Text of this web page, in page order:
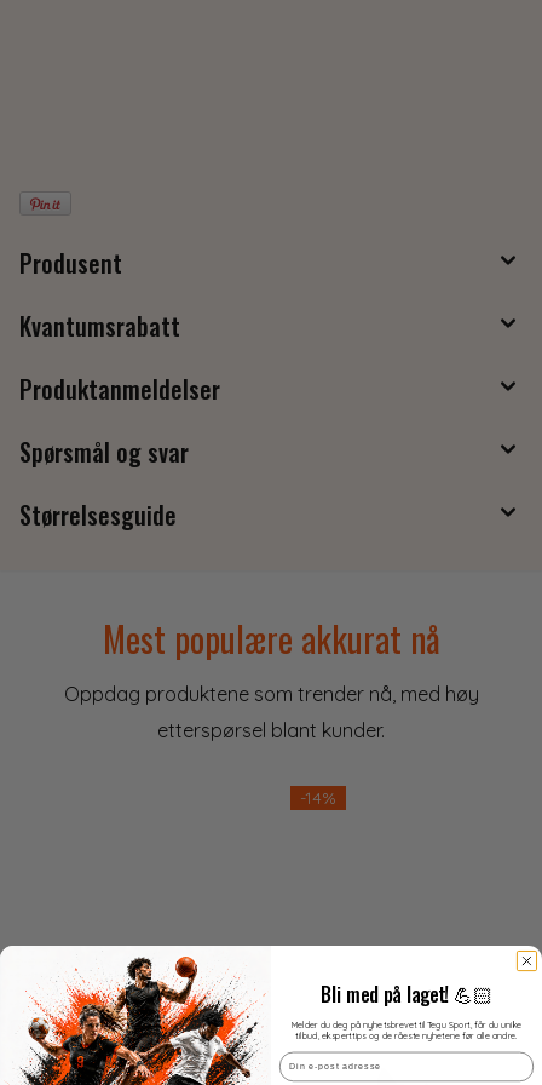
Produsent
Kvantumsrabatt
Produktanmeldelser
Spørsmål og svar
Størrelsesguide
Mest populære akkurat nå
Oppdag produktene som trender nå, med høy
etterspørsel blant kunder.
-14%
Bli med på laget! 💪🏻
Melder du deg på nyhetsbrevet til Tegu Sport, får du unike
tilbud, eksperttips og de råeste nyhetene før alle andre.
Email